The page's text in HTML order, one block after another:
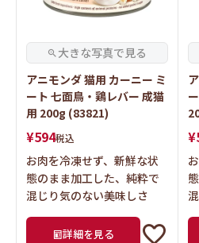
アニモンダ 猫用 カーニー ミ
ート 七面鳥・鶏レバー 成猫
用 200g (83821)
¥594税込
お肉を冷凍せず、新鮮な状
態のまま加工した、純粋で
混じり気のない美味しさ
詳細を見る
¥